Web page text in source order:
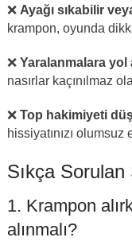
❌ Ayağı sıkabilir
krampon, oyunda
❌ Yaralanmalara yol
nasırlar kaçınılmaz
❌ Top hakimiyeti
hissiyatınızı olumsuz
Sıkça
1. Krampon
alınmalı?